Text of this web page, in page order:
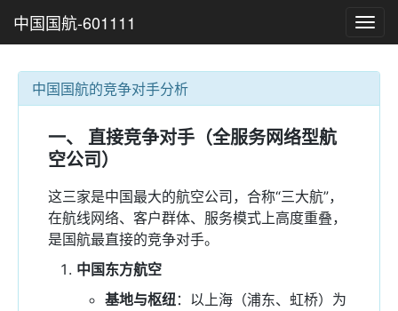
中国国航-601111
中国国航的竞争对手分析
一、 直接竞争对手（全服务网络型航
空公司）
这三家是中国最大的航空公司，合称“三大航”，
在航线网络、客户群体、服务模式上高度重叠，
是国航最直接的竞争对手。
中国东方航空
基地与枢纽：以上海（浦东、虹桥）为